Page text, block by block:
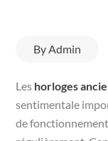
ByAdmin
Les horloges
sentimentale
de